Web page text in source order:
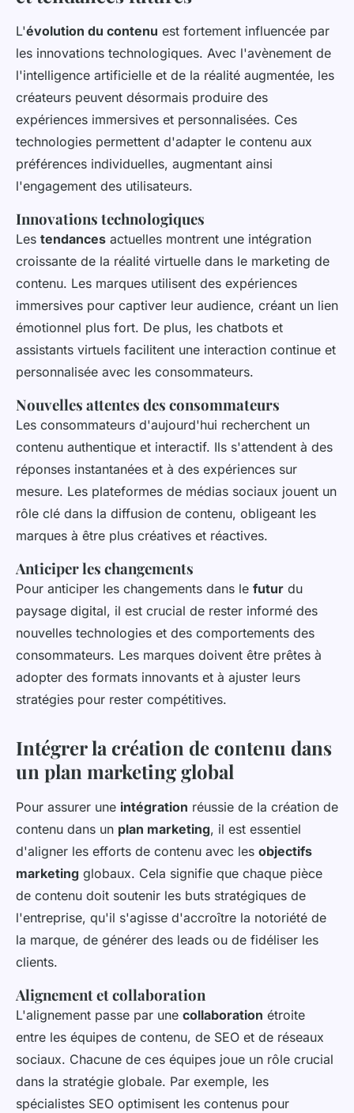
L'évolution du contenu est fortement influencée par
les innovations technologiques. Avec l'avènement de
l'intelligence artificielle et de la réalité augmentée, les
créateurs peuvent désormais produire des
expériences immersives et personnalisées. Ces
technologies permettent d'adapter le contenu aux
préférences individuelles, augmentant ainsi
l'engagement des utilisateurs.
Innovations technologiques
Les tendances actuelles montrent une intégration
croissante de la réalité virtuelle dans le marketing de
contenu. Les marques utilisent des expériences
immersives pour captiver leur audience, créant un lien
émotionnel plus fort. De plus, les chatbots et
assistants virtuels facilitent une interaction continue et
personnalisée avec les consommateurs.
Nouvelles attentes des consommateurs
Les consommateurs d'aujourd'hui recherchent un
contenu authentique et interactif. Ils s'attendent à des
réponses instantanées et à des expériences sur
mesure. Les plateformes de médias sociaux jouent un
rôle clé dans la diffusion de contenu, obligeant les
marques à être plus créatives et réactives.
Anticiper les changements
Pour anticiper les changements dans le futur du
paysage digital, il est crucial de rester informé des
nouvelles technologies et des comportements des
consommateurs. Les marques doivent être prêtes à
adopter des formats innovants et à ajuster leurs
stratégies pour rester compétitives.
Intégrer la création de contenu dans
un plan marketing global
Pour assurer une intégration réussie de la création de
contenu dans un plan marketing, il est essentiel
d'aligner les efforts de contenu avec les objectifs
marketing globaux. Cela signifie que chaque pièce
de contenu doit soutenir les buts stratégiques de
l'entreprise, qu'il s'agisse d'accroître la notoriété de
la marque, de générer des leads ou de fidéliser les
clients.
Alignement et collaboration
L'alignement passe par une collaboration étroite
entre les équipes de contenu, de SEO et de réseaux
sociaux. Chacune de ces équipes joue un rôle crucial
dans la stratégie globale. Par exemple, les
spécialistes SEO optimisent les contenus pour